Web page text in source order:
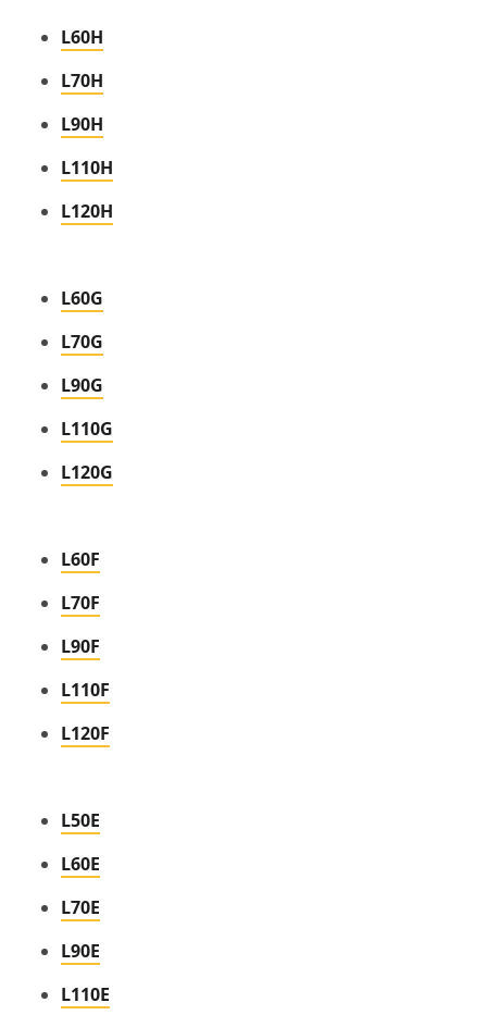
L60H
L70H
L90H
L110H
L120H
L60G
L70G
L90G
L110G
L120G
L60F
L70F
L90F
L110F
L120F
L50E
L60E
L70E
L90E
L110E